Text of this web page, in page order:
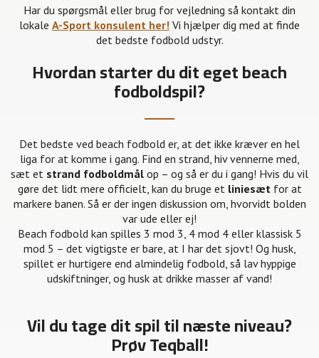
Har du spørgsmål eller brug for vejledning så kontakt din
lokale A-Sport konsulent her! Vi hjælper dig med at finde
det bedste fodbold udstyr.
Hvordan starter du dit eget beach
fodboldspil?
Det bedste ved beach fodbold er, at det ikke kræver en hel
liga for at komme i gang. Find en strand, hiv vennerne med,
sæt et strand fodboldmål op – og så er du i gang! Hvis du vil
gøre det lidt mere officielt, kan du bruge et liniesæt for at
markere banen. Så er der ingen diskussion om, hvorvidt bolden
var ude eller ej!
Beach fodbold kan spilles 3 mod 3, 4 mod 4 eller klassisk 5
mod 5 – det vigtigste er bare, at I har det sjovt! Og husk,
spillet er hurtigere end almindelig fodbold, så lav hyppige
udskiftninger, og husk at drikke masser af vand!
Vil du tage dit spil til næste niveau?
Prøv Teqball!